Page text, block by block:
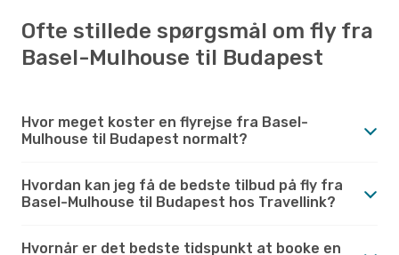
Ofte stillede spørgsmål om fly fra
Basel-Mulhouse til Budapest
Hvor meget koster en flyrejse fra Basel-
Mulhouse til Budapest normalt?
Hvordan kan jeg få de bedste tilbud på fly fra
Basel-Mulhouse til Budapest hos Travellink?
Hvornår er det bedste tidspunkt at booke en